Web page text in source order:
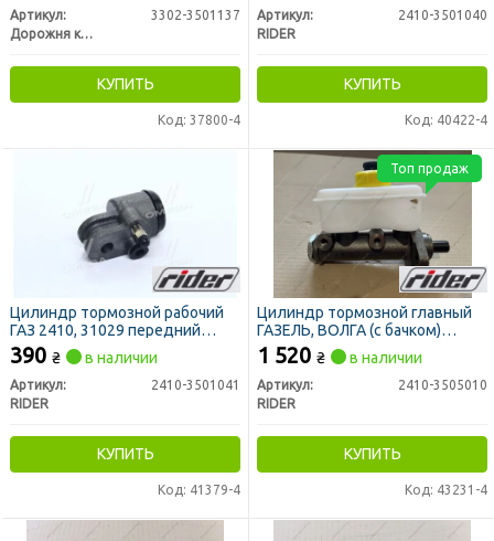
Артикул:
3302-3501137
Дорожня карта
КУПИТЬ
Код: 37800-4
Артикул:
2410-3501040
RIDER
КУПИТЬ
Код: 40422-4
Цилиндр тормозной рабочий
ГАЗ 2410, 31029 передний
левый (RIDER)
390 ₴ в наличии
Артикул:
2410-3501041
RIDER
КУПИТЬ
Код: 41379-4
Цилиндр тормозной главный
ГАЗЕЛЬ, ВОЛГА (с бачком)
(RIDER)
1 520 ₴ в наличии
Артикул:
2410-3505010
RIDER
КУПИТЬ
Код: 43231-4
Топ продаж